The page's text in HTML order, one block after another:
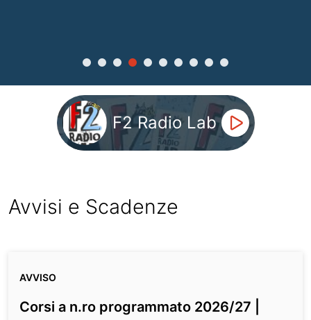
F2 Radio Lab
Avvisi e Scadenze
AVVISO
Corsi a n.ro programmato 2026/27 |